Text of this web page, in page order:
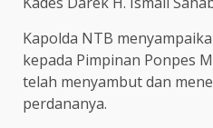
Kapolda NTB
kepada Pimpinan Ponpes
telah menyambut dan
perdananya.